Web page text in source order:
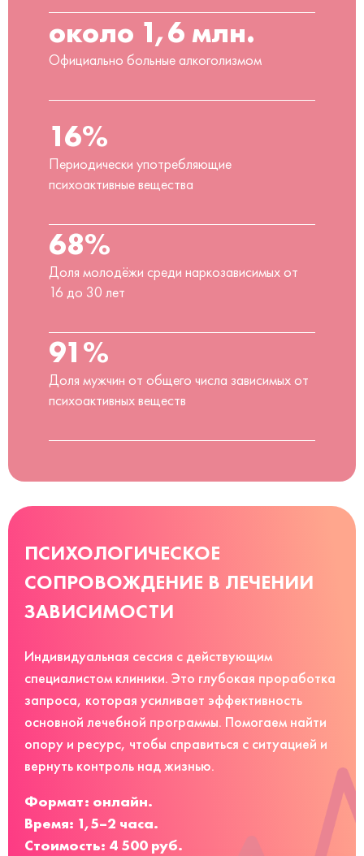
около 1,6 млн.
Официально больные алкоголизмом
16%
Периодически употребляющие
психоактивные вещества
68%
Доля молодёжи среди наркозависимых от
16 до 30 лет
91%
Доля мужчин от общего числа зависимых от
психоактивных веществ
ПСИХОЛОГИЧЕСКОЕ
СОПРОВОЖДЕНИЕ В ЛЕЧЕНИИ
ЗАВИСИМОСТИ
Индивидуальная сессия с действующим
специалистом клиники. Это глубокая проработка
запроса, которая усиливает эффективность
основной лечебной программы. Помогаем найти
опору и ресурс, чтобы справиться с ситуацией и
вернуть контроль над жизнью.
Формат: онлайн.
Время: 1,5–2 часа.
Стоимость: 4 500 руб.